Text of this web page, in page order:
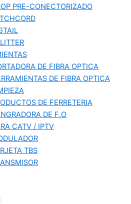
PRE-CONECTORIZADO
DE FIBRA OPTICA
DE FIBRA OPTICA
DE FERRETERIA
DE F.O
CATV / IPTV
TBS